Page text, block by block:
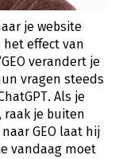
je website
het effect van
verandert je
vragen steeds
Als je
je buiten
GEO laat hij
vandaag moet